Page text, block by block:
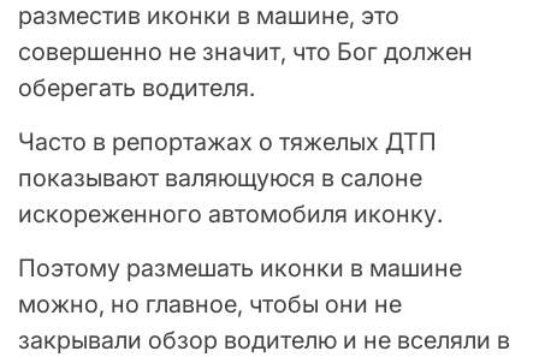
разместив иконки в машине, это
совершенно не значит, что Бог должен
оберегать водителя.
Часто в репортажах о тяжелых ДТП
показывают валяющуюся в салоне
искореженного автомобиля иконку.
Поэтому размешать иконки в машине
можно, но главное, чтобы они не
закрывали обзор водителю и не вселяли в